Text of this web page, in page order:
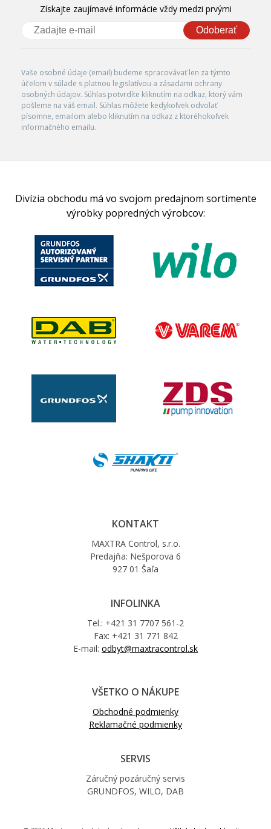
Získajte zaujímavé informácie vždy medzi prvými
Odoberať
Vaše osobné údaje (email) budeme spracovávať len za týmto
účelom v súlade s platnou legislatívou a zásadami ochrany
osobných údajov. Súhlas potvrdíte kliknutím na odkaz, ktorý vám
pošleme na váš email. Súhlas môžete kedykoľvek odvolať
písomne, emailom alebo kliknutím na odkaz z ktoréhokoľvek
informačného emailu.
Divízia obchodu má vo svojom predajnom sortimente
výrobky popredných výrobcov:
KONTAKT
MAXTRA Control, s.r.o.
Predajňa: Nešporova 6
927 01 Šaľa
INFOLINKA
Tel.: +421 31 7707 561-2
Fax: +421 31 771 842
E-mail: odbyt@maxtracontrol.sk
VŠETKO O NÁKUPE
Obchodné podmienky
Reklamačné podmienky
SERVIS
Záručný pozáručný servis
GRUNDFOS, WILO, DAB